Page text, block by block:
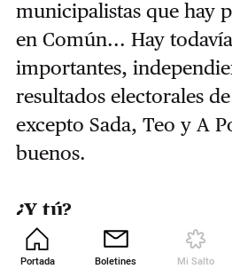
Portada Boletines Mi Salto
municipalistas que hay
en Común... Hay
importantes,
resultados electorales
excepto Sada, Teo y A
buenos.
¿Y tú?
Yo en la reserva.